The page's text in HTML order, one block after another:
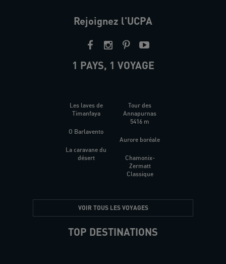
Rejoignez l'UCPA
1 PAYS, 1 VOYAGE
Les laves de
Timanfaya
O Barlavento
La caravane du
désert
Tour des
Annapurnas
5416 m
Aurore boréale
Chamonix-
Zermatt
Classique
VOIR TOUS LES VOYAGES
TOP DESTINATIONS